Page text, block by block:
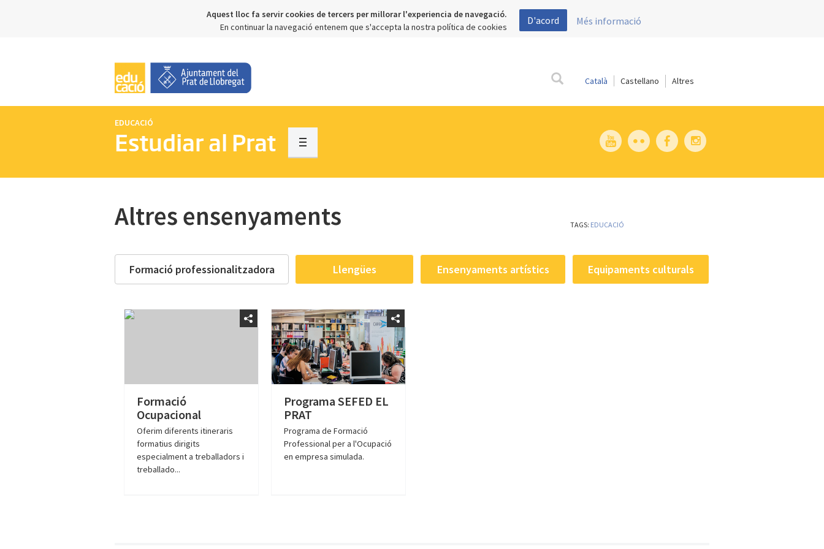
Aquest lloc fa servir cookies de tercers per millorar l'experiencia de navegació.
En continuar la navegació entenem que s'accepta la nostra política de cookies
D'acord Més informació
Català Castellano
EDUCACIÓ
Estudiar al Prat
Altres ensenyaments TAGS: EDUCACIÓ
Formació professionalitzadora Llengües Ensenyaments artístics Equipaments culturals
Formació
Ocupacional
Oferim diferents itineraris
formatius dirigits
especialment a treballadors i
treballado...
Programa SEFED EL
PRAT
Programa de Formació
Professional per a l'Ocupació
en empresa simulada.